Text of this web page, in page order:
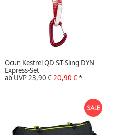
Ocun Kestrel QD ST-Sling DYN
Express-Set
abUVP 23,90 €20,90 €*